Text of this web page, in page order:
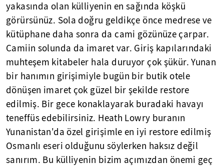
yakasında olan külliyenin en sağında köşkü
görürsünüz. Sola doğru geldikçe önce medrese ve
kütüphane daha sonra da cami gözünüze çarpar.
Camiin solunda da imaret var. Giriş kapılarındaki
muhteşem kitabeler hala duruyor çok şükür. Yunan
bir hanımın girişimiyle bugün bir butik otele
dönüşen imaret çok güzel bir şekilde restore
edilmiş. Bir gece konaklayarak buradaki havayı
teneffüs edebilirsiniz. Heath Lowry buranın
Yunanistan'da özel girişimle en iyi restore edilmiş
Osmanlı eseri olduğunu söylerken haksız değil
sanırım. Bu külliyenin bizim açımızdan önemi geç